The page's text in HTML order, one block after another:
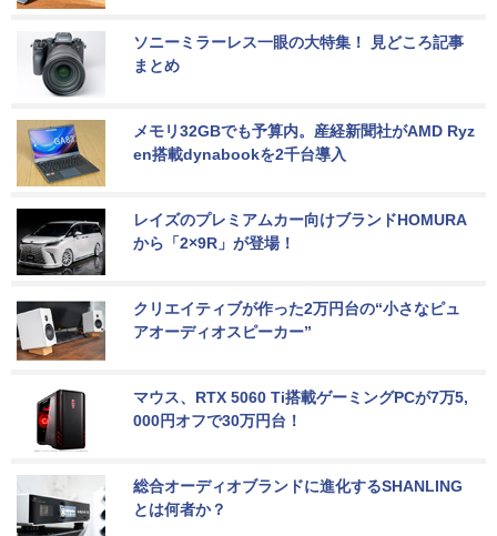
ソニーミラーレス一眼の大特集！ 見どころ記事
まとめ
メモリ32GBでも予算内。産経新聞社がAMD Ryz
en搭載dynabookを2千台導入
レイズのプレミアムカー向けブランドHOMURA
から「2×9R」が登場！
クリエイティブが作った2万円台の“小さなピュ
アオーディオスピーカー”
マウス、RTX 5060 Ti搭載ゲーミングPCが7万5,
000円オフで30万円台！
総合オーディオブランドに進化するSHANLING
とは何者か？